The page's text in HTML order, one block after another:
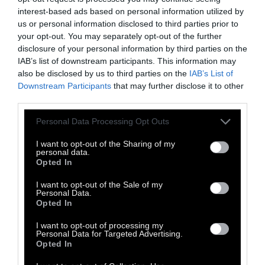
interest-based ads based on personal information utilized by
us or personal information disclosed to third parties prior to
your opt-out. You may separately opt-out of the further
disclosure of your personal information by third parties on the
IAB’s list of downstream participants. This information may
also be disclosed by us to third parties on the IAB’s List of
Downstream Participants that may further disclose it to other
Personal Data Processing Opt Outs
I want to opt-out of the Sharing of my
personal data.
Opted In
I want to opt-out of the Sale of my
Personal Data.
Opted In
I want to opt-out of processing my
Personal Data for Targeted Advertising.
Opted In
διανοητικής τράπουλας που ονομάζεται
πεσιμισμός, σύμφωνα με τον οποίο δεν
υπάρχει χειρότερο πράγμα στον κόσμο από
τον πόνο, λες και δεν υπάρχουν η ανία, η
πλήξη, αυτά ακριβώς που καταπολεμούν οι
χαρτοπαίκτες».